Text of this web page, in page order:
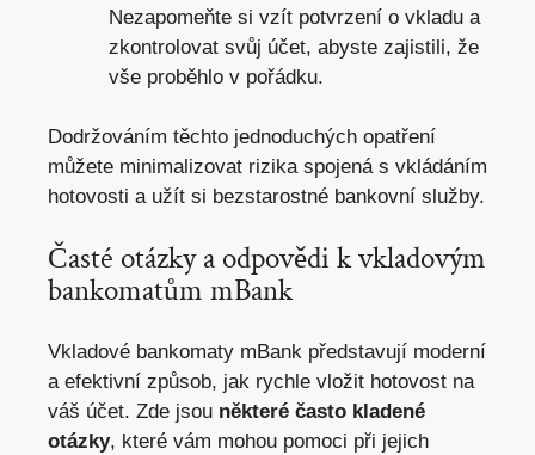
Nezapomeňte‌ si vzít potvrzení​ o vkladu a
zkontrolovat svůj‍ účet, abyste zajistili,‌ že
vše proběhlo ‍v pořádku.
Dodržováním těchto ​jednoduchých opatření
⁣můžete minimalizovat rizika ⁣spojená ⁢s vkládáním
hotovosti⁣ a⁤ užít si bezstarostné bankovní služby.
Časté otázky ⁢a odpovědi⁢ k vkladovým
bankomatům mBank
Vkladové bankomaty ​mBank představují moderní
a efektivní způsob, jak⁢ rychle vložit hotovost na​
váš účet. Zde jsou některé⁤ často kladené
otázky, které ⁢vám mohou pomoci při‍ jejich